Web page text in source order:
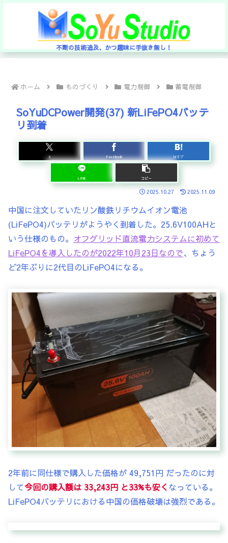
不断の技術追及、かつ趣味に手抜き無し！
ホーム ものづくり 電力制御 蓄電制御
SoYuDCPower開発(37) 新LiFePO4バッテ
リ到着
X Facebook はてブ
LINE コピー
2025.10.27 2025.11.09
中国に注文していたリン酸鉄リチウムイオン電池
(LiFePO4)バッテリがようやく到着した。25.6V100AHと
いう仕様のもの。 オフグリッド直流電力システムに初めて
LiFePO4を導入したのが2022年10月23日なので、ちょう
ど2年ぶりに2代目のLiFePO4になる。
2年前に同仕様で購入した価格が 49,751円 だったのに対
して今回の購入額は 33,243円 と33%も安く なっている。
LiFePO4バッテリにおける中国の価格破壊は強烈である。